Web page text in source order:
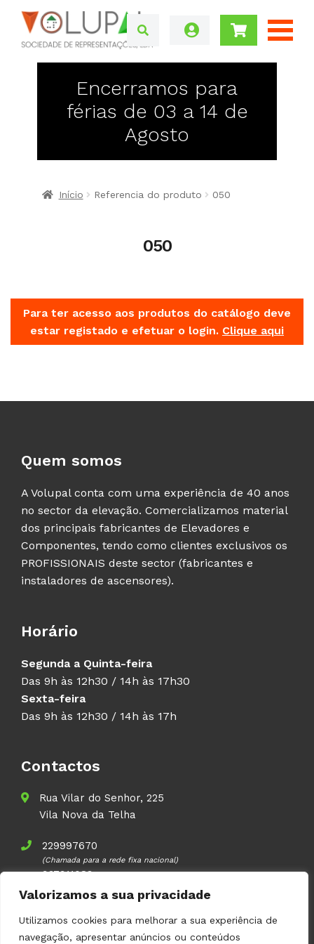
Valorizamos a sua privacidade
Utilizamos cookies para melhorar a sua experiência de
navegação, apresentar anúncios ou conteúdos
Encerramos para
férias de 03 a 14 de
Agosto
Início Referencia do produto 050
050
Para ter acesso aos produtos do catálogo deve
estar registado e efetuar o login. Clique aqui
Quem somos
A Volupal conta com uma experiência de 40 anos
no sector da elevação. Comercializamos material
dos principais fabricantes de Elevadores e
Componentes, tendo como clientes exclusivos os
PROFISSIONAIS deste sector (fabricantes e
instaladores de ascensores).
Horário
Segunda a Quinta-feira
Das 9h às 12h30 / 14h às 17h30
Sexta-feira
Das 9h às 12h30 / 14h às 17h
Contactos
Rua Vilar do Senhor, 225
Vila Nova da Telha
229997670
(Chamada para a rede fixa nacional)
937911083
(Chamada para a rede móvel nacional)
geral@volupal.pt